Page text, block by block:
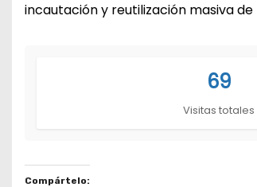
incautación y reutilización masiva
69
Visitas totales
Compártelo: